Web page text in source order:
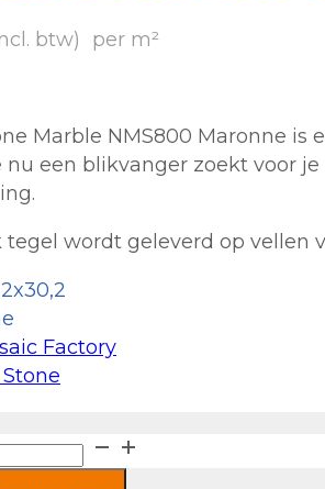
btw) per m²
Marble NMS800 Maronne
nu een blikvanger zoekt voor
wordt geleverd op vellen
Factory